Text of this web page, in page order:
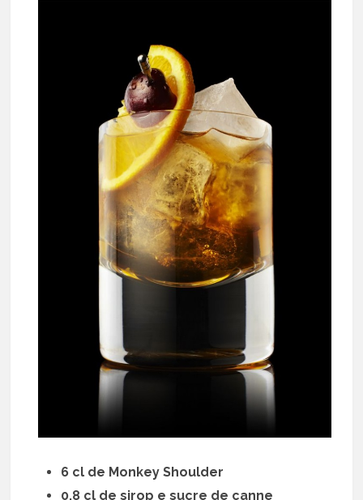
6 cl de Monkey Shoulder
0.8 cl de sirop e sucre de canne